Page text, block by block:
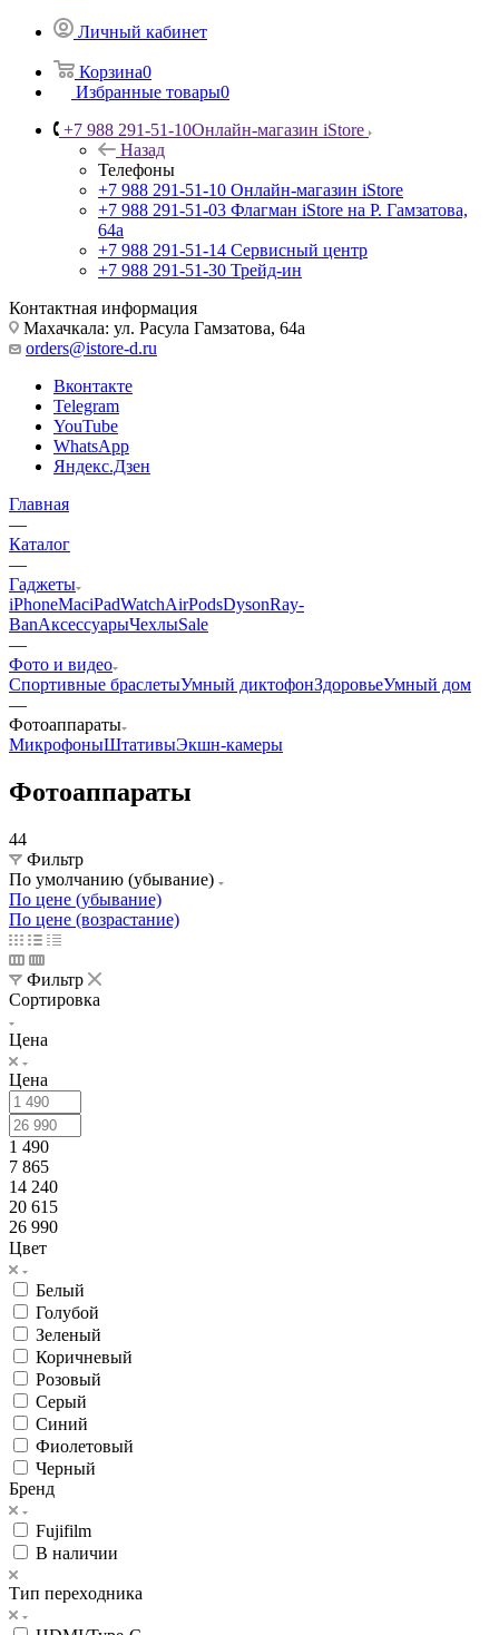
Личный кабинет
Корзина0
Избранные товары0
+7 988 291-51-10Онлайн-магазин iStore
Назад
Телефоны
+7 988 291-51-10 Онлайн-магазин iStore
+7 988 291-51-03 Флагман iStore на Р. Гамзатова,
64а
+7 988 291-51-14 Сервисный центр
+7 988 291-51-30 Трейд-ин
Контактная информация
Махачкала: ул. Расула Гамзатова, 64а
orders@istore-d.ru
Вконтакте
Telegram
YouTube
WhatsApp
Яндекс.Дзен
Главная
—
Каталог
—
Гаджеты
iPhoneMaciPadWatchAirPodsDysonRay-
BanАксессуарыЧехлыSale
—
Фото и видео
Спортивные браслетыУмный диктофонЗдоровьеУмный дом
—
Фотоаппараты
МикрофоныШтативыЭкшн-камеры
Фотоаппараты
44
Фильтр
По умолчанию (убывание)
По цене (убывание)
По цене (возрастание)
Фильтр
Сортировка
Цена
Цена
1 490
7 865
14 240
20 615
26 990
Цвет
Белый
Голубой
Зеленый
Коричневый
Розовый
Серый
Синий
Фиолетовый
Черный
Бренд
Fujifilm
В наличии
Тип перехoдника